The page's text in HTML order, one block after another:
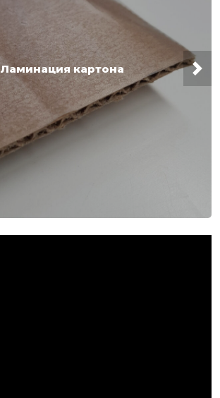
Ламинация картона